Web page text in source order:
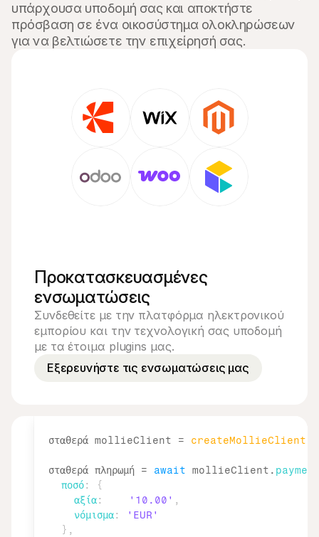
υπάρχουσα υποδομή σας και αποκτήστε
πρόσβαση σε ένα οικοσύστημα ολοκληρώσεων
για να βελτιώσετε την επιχείρησή σας.
Προκατασκευασμένες
ενσωματώσεις
Συνδεθείτε με την πλατφόρμα ηλεκτρονικού
εμπορίου και την τεχνολογική σας υποδομή
με τα έτοιμα plugins μας.
Εξερευνήστε τις ενσωματώσεις μας
σταθερά mollieClient = createMollieClient
σταθερά πληρωμή = await mollieClient .
ποσό:
{
αξία: '10.00' ,
νόμισμα:
'EUR'
} ,